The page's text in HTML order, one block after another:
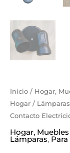
Inicio / Hogar,
Hogar / Lámparas
Contacto
Hogar,
Lámparas,